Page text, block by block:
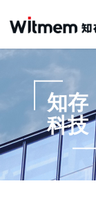
知存
科技